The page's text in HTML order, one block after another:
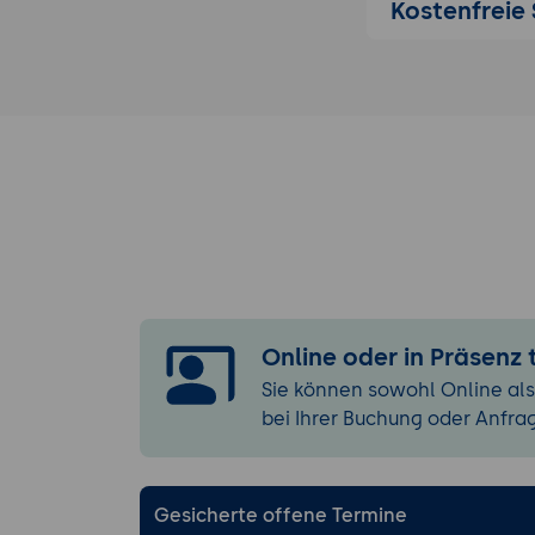
JSF 2.3 für
Auswahl
Integration
Kostenfreie
Online oder in Präsenz
Sie können sowohl Online
bei Ihrer Buchung oder
Gesicherte offene Termine